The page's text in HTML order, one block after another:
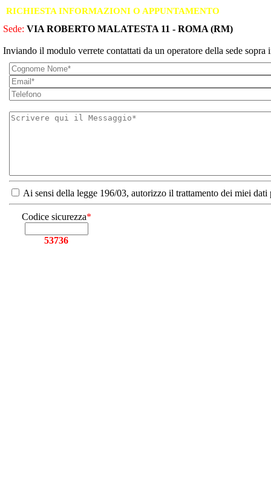
RICHIESTA INFORMAZIONI O APPUNTAMENTO
Sede: VIA ROBERTO MALATESTA 11 - ROMA (RM)
Inviando il modulo verrete contattati da un operatore della sede sopra
Ai sensi della legge 196/03, autorizzo il trattamento dei miei
Codice sicurezza*
53736